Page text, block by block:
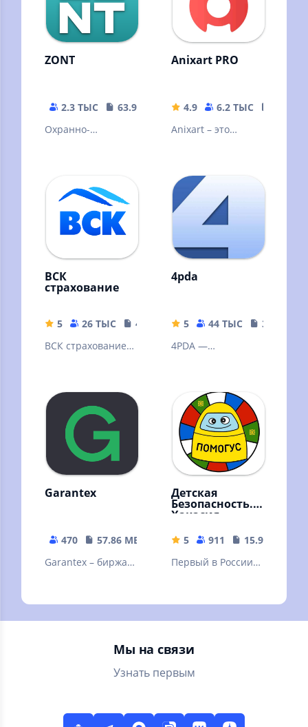
ZONT
2.3 ТЫС
63.98 MB
Охранно-
Anixart PRO
4.9 6.2 ТЫС
Anixart – это
которое поможет
вам смотреть
аниме везде!
ВСК
страхование
5 26 ТЫС
467.29 MB
ВСК страхование
действующих и
новых клиентов.
4pda
5 44 ТЫС
3.01 MB
4PDA —
ресурс о
мобильных
устройствах в
рунете
Garantex
470
57.86 MB
Garantex – биржа
Детская
Безопасность.
Хакасия
5 911
15.99 MB
Первый в России
жизнь ребёнку
Мы на связи
Узнать первым